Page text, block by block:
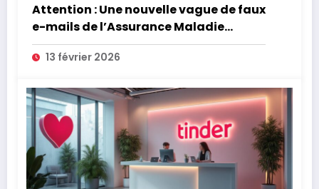
Attention : Une nouvelle vague de faux
e-mails de l’Assurance Maladie
menace la couverture de vos frais de
santé
13 février 2026